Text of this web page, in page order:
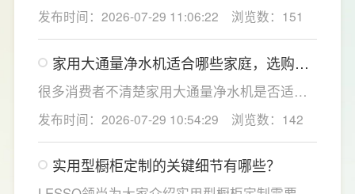
度是宝妈群体最关心的核心需求，接下来
LESSO领尚为大家讲解适合母婴家庭的必备功
能配置。母婴冲奶、辅食、直饮对水温要求不
同，机型需搭载多档精准控温功能，45℃低温
冲奶、85℃泡辅食、100℃沸水冲泡茶饮一键
切换，不用反复烧水兑冷水，呵护宝宝娇嫩肠
胃。
发布时间：2026-07-29 11:06:22 浏览数：151
家用大通量净水机适合哪些家庭，选购时
如何匹配用水场景吗？
很多消费者不清楚家用大通量净水机是否适配
自家户型，LESSO领尚建议，选购前一定要结
合家庭用水场景判断。家用大通量净水机更适
合常住人口多、用水需求大的家庭，比如三口
及以上之家，或是经常泡茶、冲奶、清洗果
蔬，需要持续大量净水的用户。小户型、单人
发布时间：2026-07-29 10:54:29 浏览数：142
实用型橱柜定制的关键细节有哪些？